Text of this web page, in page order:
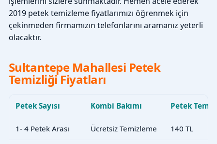
2019 petek temizleme fiyatlarımızı öğrenmek için
çekinmeden firmamızın telefonlarını aramanız yeterli
olacaktır.
Sultantepe Mahallesi Petek
Temizliği Fiyatları
Petek Sayısı Kombi Bakımı Petek
1- 4 Petek Arası Ücretsiz Temizleme 140 TL